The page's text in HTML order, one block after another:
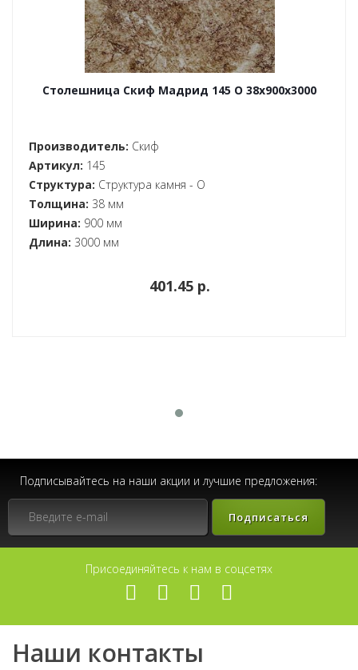
Столешница Скиф Мадрид 145 O 38x900x3000
Производитель: Скиф
Артикул: 145
Структура: Структура камня - O
Толщина: 38 мм
Ширина: 900 мм
Длина: 3000 мм
401.45 p.
Подписывайтесь на наши акции и лучшие предложения:
Подписаться
Присоединяйтесь к нам в соцсетях
Наши контакты